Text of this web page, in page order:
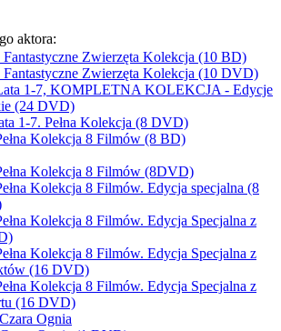
aktora:
Zwierzęta Kolekcja (10 BD)
Zwierzęta Kolekcja (10 DVD)
1-7, KOMPLETNA KOLEKCJA - Edycje
(24 DVD)
1-7. Pełna Kolekcja (8 DVD)
Kolekcja 8 Filmów (8 BD)
Kolekcja 8 Filmów (8DVD)
Kolekcja 8 Filmów. Edycja specjalna (8
Kolekcja 8 Filmów. Edycja Specjalna z
Kolekcja 8 Filmów. Edycja Specjalna z
(16 DVD)
Kolekcja 8 Filmów. Edycja Specjalna z
(16 DVD)
Ognia